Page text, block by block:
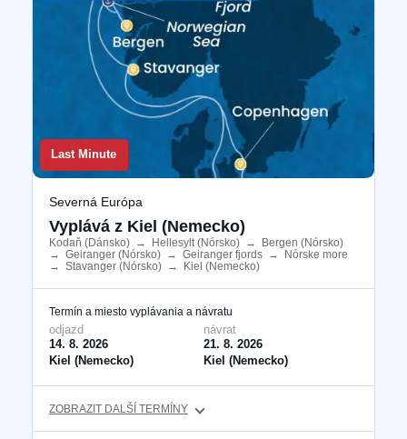
Last Minute
Severná Európa
Vyplává z Kiel (Nemecko)
Kodaň (Dánsko) → Hellesylt (Nórsko) → Bergen (Nórsko)
→ Geiranger (Nórsko) → Geiranger fjords → Nórske more
→ Stavanger (Nórsko) → Kiel (Nemecko)
Termín a miesto vyplávania a návratu
odjazd
14. 8. 2026
Kiel (Nemecko)
návrat
21. 8. 2026
Kiel (Nemecko)
ZOBRAZIT DALŠÍ TERMÍNY